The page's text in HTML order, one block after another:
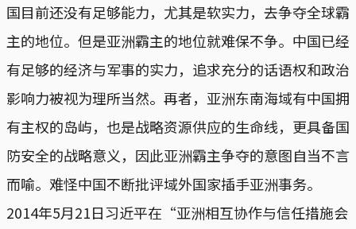
国目前还没有足够能力，尤其是软实力，去争夺全球霸
主的地位。但是亚洲霸主的地位就难保不争。中国已经
有足够的经济与军事的实力，追求充分的话语权和政治
影响力被视为理所当然。再者，亚洲东南海域有中国拥
有主权的岛屿，也是战略资源供应的生命线，更具备国
防安全的战略意义，因此亚洲霸主争夺的意图自当不言
而喻。难怪中国不断批评域外国家插手亚洲事务。
2014年5月21日习近平在“亚洲相互协作与信任措施会